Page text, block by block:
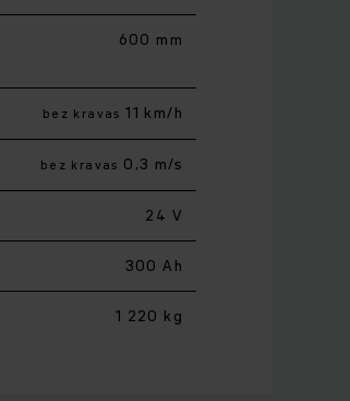
600 mm
bez kravas 11 km/h
bez kravas 0,3 m/s
24 V
300 Ah
1 220 kg